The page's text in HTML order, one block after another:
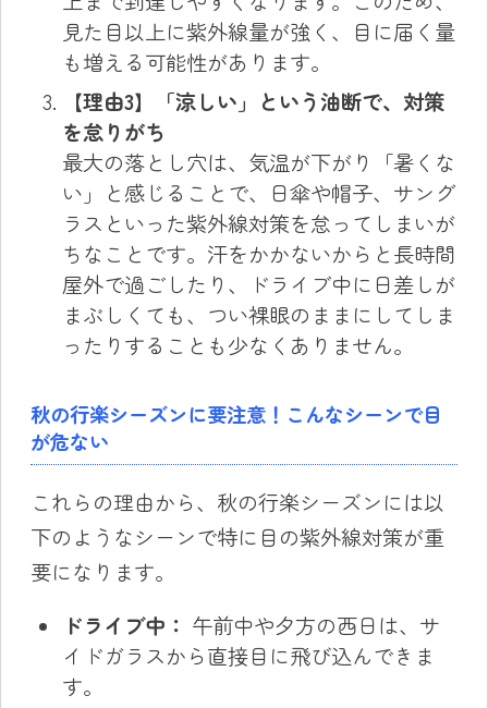
見た目以上に紫外線量が強く、目に届く量
も増える可能性があります。
【理由3】「涼しい」という油断で、対策
を怠りがち
最大の落とし穴は、気温が下がり「暑くな
い」と感じることで、日傘や帽子、サング
ラスといった紫外線対策を怠ってしまいが
ちなことです。汗をかかないからと長時間
屋外で過ごしたり、ドライブ中に日差しが
まぶしくても、つい裸眼のままにしてしま
ったりすることも少なくありません。
秋の行楽シーズンに要注意！こんなシーンで目
が危ない
これらの理由から、秋の行楽シーズンには以
下のようなシーンで特に目の紫外線対策が重
要になります。
ドライブ中： 午前中や夕方の西日は、サ
イドガラスから直接目に飛び込んできま
す。